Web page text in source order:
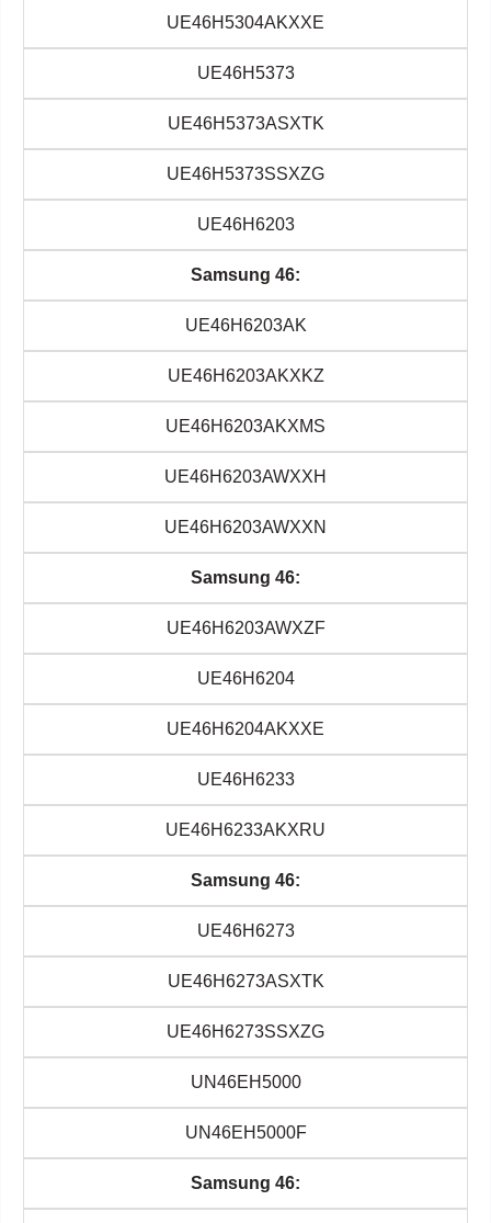
UE46H5304AKXXE
UE46H5373
UE46H5373ASXTK
UE46H5373SSXZG
UE46H6203
Samsung 46:
UE46H6203AK
UE46H6203AKXKZ
UE46H6203AKXMS
UE46H6203AWXXH
UE46H6203AWXXN
Samsung 46:
UE46H6203AWXZF
UE46H6204
UE46H6204AKXXE
UE46H6233
UE46H6233AKXRU
Samsung 46:
UE46H6273
UE46H6273ASXTK
UE46H6273SSXZG
UN46EH5000
UN46EH5000F
Samsung 46: